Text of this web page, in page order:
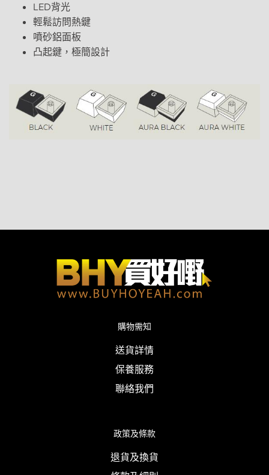
LED背光
輕鬆訪問熱鍵
噴砂鋁面板
凸起鍵，極簡設計
購物需知
送貨詳情
保養服務
聯絡我們
政策及條款
退貨及換貨